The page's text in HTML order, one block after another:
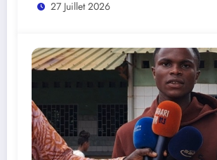
Fédération de Russie.
27 Juillet 2026